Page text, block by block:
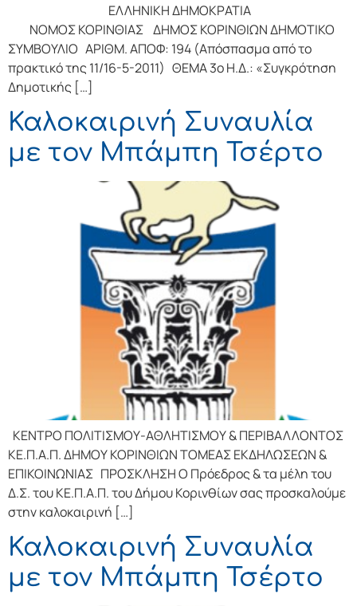
ΕΛΛΗΝΙΚΗ ΔΗΜΟΚΡΑΤΙΑ
ΝΟΜΟΣ ΚΟΡΙΝΘΙΑΣ ΔΗΜΟΣ ΚΟΡΙΝΘΙΩΝ ΔΗΜΟΤΙΚΟ
ΣΥΜΒΟΥΛΙΟ ΑΡΙΘΜ. ΑΠΟΦ: 194 (Απόσπασμα από το
πρακτικό της 11/16-5-2011) ΘΕΜΑ 3ο Η.Δ.: «Συγκρότηση
Δημοτικής […]
Καλοκαιρινή Συναυλία
με τον Μπάμπη Τσέρτο
ΚΕΝΤΡΟ ΠΟΛΙΤΙΣΜΟΥ-ΑΘΛΗΤΙΣΜΟΥ & ΠΕΡΙΒΑΛΛΟΝΤΟΣ
ΚΕ.Π.Α.Π. ΔΗΜΟΥ ΚΟΡΙΝΘΙΩΝ ΤΟΜΕΑΣ ΕΚΔΗΛΩΣΕΩΝ &
ΕΠΙΚΟΙΝΩΝΙΑΣ ΠΡΟΣΚΛΗΣΗ Ο Πρόεδρος & τα μέλη του
Δ.Σ. του ΚΕ.Π.Α.Π. του Δήμου Κορινθίων σας προσκαλούμε
στην καλοκαιρινή […]
Καλοκαιρινή Συναυλία
με τον Μπάμπη Τσέρτο